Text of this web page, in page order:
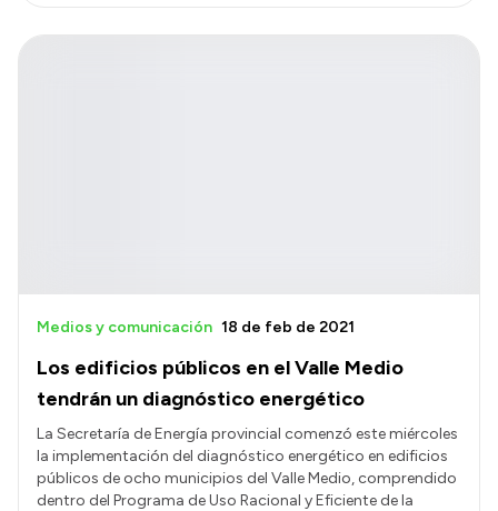
Los edificios públicos en el Valle Medio
tendrán un diagnóstico energético
Medios y comunicación 18 de feb de 2021
La Secretaría de Energía provincial comenzó este miércoles
la implementación del diagnóstico energético en edificios
públicos de ocho municipios del Valle Medio, comprendido
dentro del Programa de Uso Racional y Eficiente de la